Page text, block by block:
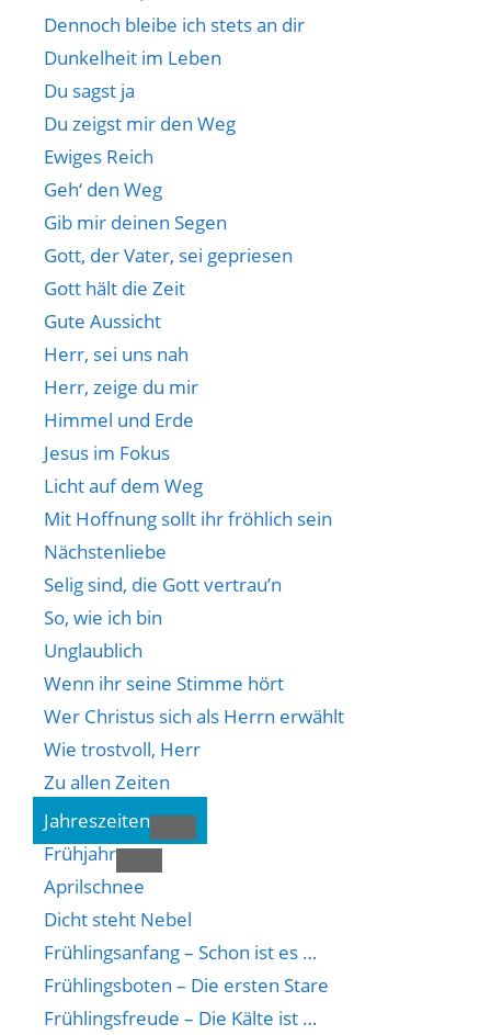
Dennoch bleibe ich stets an dir
Dunkelheit im Leben
Du sagst ja
Du zeigst mir den Weg
Ewiges Reich
Geh‘ den Weg
Gib mir deinen Segen
Gott, der Vater, sei gepriesen
Gott hält die Zeit
Gute Aussicht
Herr, sei uns nah
Herr, zeige du mir
Himmel und Erde
Jesus im Fokus
Licht auf dem Weg
Mit Hoffnung sollt ihr fröhlich sein
Nächstenliebe
Selig sind, die Gott vertrau’n
So, wie ich bin
Unglaublich
Wenn ihr seine Stimme hört
Wer Christus sich als Herrn erwählt
Wie trostvoll, Herr
Zu allen Zeiten
Jahreszeiten
Frühjahr
Aprilschnee
Dicht steht Nebel
Frühlingsanfang – Schon ist es …
Frühlingsboten – Die ersten Stare
Frühlingsfreude – Die Kälte ist …